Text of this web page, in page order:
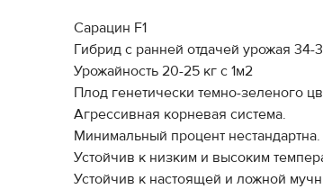
Сарацин F1
Гибрид с ранней отдачей урожая 34-
Урожайность 20-25 кг с 1м2
Плод генетически темно-зеленого
Агрессивная корневая система.
Минимальный процент нестандартна.
Устойчив к низким и высоким
Устойчив к настоящей и ложной